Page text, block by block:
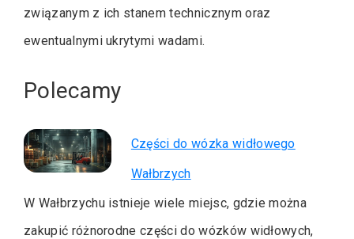
związanym z ich stanem technicznym oraz
ewentualnymi ukrytymi wadami.
Polecamy
Części do wózka widłowego
Wałbrzych
W Wałbrzychu istnieje wiele miejsc, gdzie można
zakupić różnorodne części do wózków widłowych,